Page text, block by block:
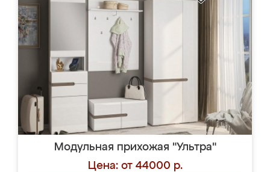
Модульная прихожая "Ультра"
Цена: от 44000 р.